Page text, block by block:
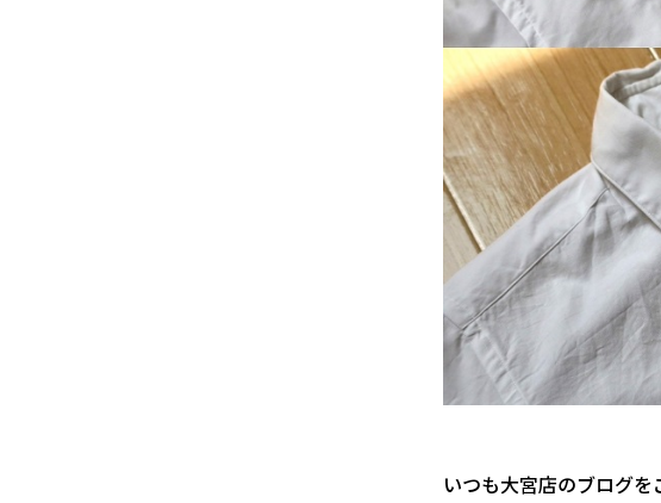
いつも大宮店のブログを